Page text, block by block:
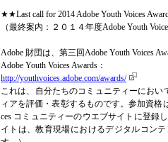
★★Last call for 2014 Adobe Youth Voices
（最終案内：２０１４年度Adobe Youth
Adobe 財団は、第三回Adobe Youth Voices
Adobe Youth Voices Awards：
http://youthvoices.adobe.com/awards/
これは、自分たちのコミュニティーにお
ィアを評価・表彰するものです。参加資格
ces コミュニティーのウエブサイトに登録
イトは、教育現場におけるデジタルコン